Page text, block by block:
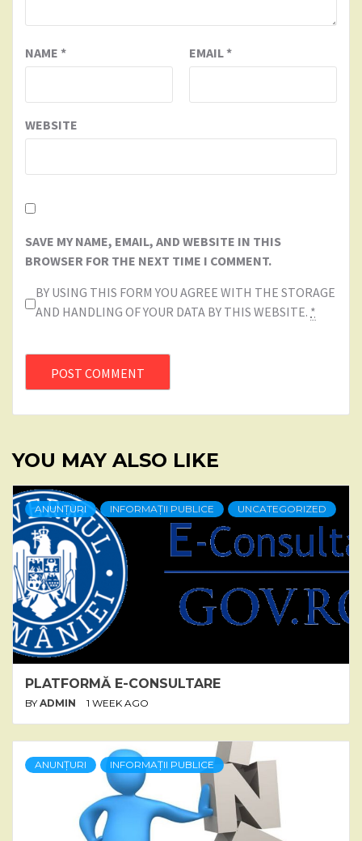
NAME * EMAIL*
WEBSITE
SAVE MY NAME, EMAIL, AND WEBSITE IN THIS
BROWSER FOR THE NEXT TIME I COMMENT.
BY USING THIS FORM YOU AGREE WITH THE STORAGE
AND HANDLING OF YOUR DATA BY THIS WEBSITE. *
YOU MAY ALSO LIKE
ANUNȚURI INFORMAȚII PUBLICE UNCATEGORIZED
PLATFORMĂ E-CONSULTARE
BY ADMIN 1 WEEK AGO
ANUNȚURI INFORMAȚII PUBLICE